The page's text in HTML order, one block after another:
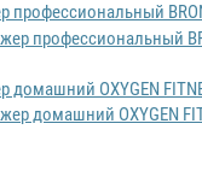
домашний OXYGEN